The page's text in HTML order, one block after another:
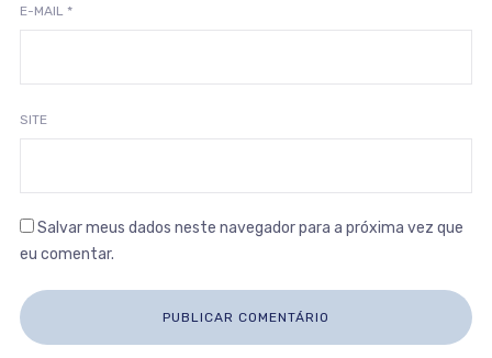
E-MAIL *
SITE
Salvar meus dados neste navegador para a próxima vez que
eu comentar.